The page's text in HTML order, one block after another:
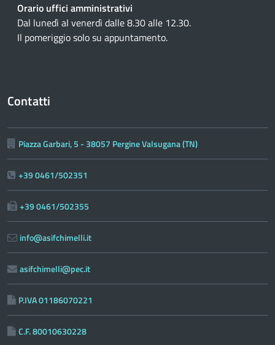
Orario uffici amministrativi
Dal lunedì al venerdì dalle 8.30 alle 12.30.
Il pomeriggio solo su appuntamento.
Contatti
Piazza Garbari, 5 - 38057 Pergine Valsugana (TN)
+39 0461/502351
+39 0461/502355
info@asifchimelli.it
asifchimelli@pec.it
P.IVA 01186070221
C.F. 80010630228